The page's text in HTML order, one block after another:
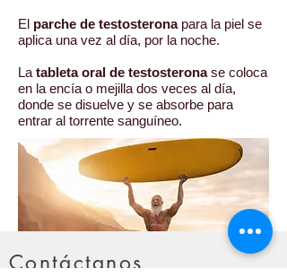
El parche de testosteronapara la piel se
aplica una vez al día, por la noche.
La tableta oral de testosteronase coloca
en la encía o mejilla dos veces al día,
donde se disuelve y se absorbe para
entrar al torrente sanguíneo.
Contáctanos